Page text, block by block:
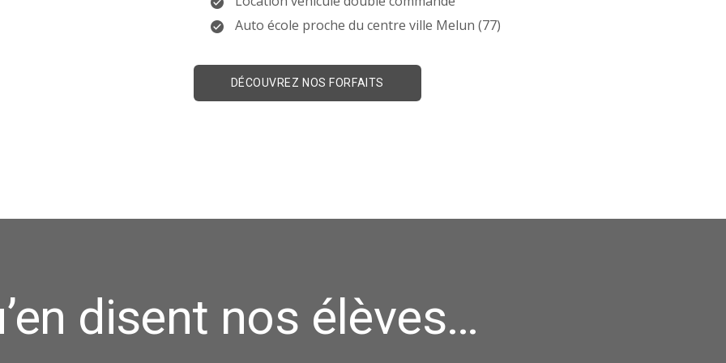
Auto école proche du centre ville Melun (77)
DÉCOUVREZ NOS FORFAITS
disent nos élèves…